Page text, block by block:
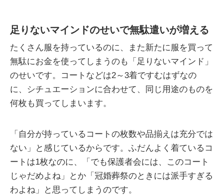
足りないマインドのせいで無駄遣いが増える
たくさん服を持っているのに、また新たに服を買って
無駄にお金を使ってしまうのも「足りないマインド」
のせいです。コートなどは2～3着ですむはずなの
に、シチュエーションに合わせて、同じ用途のものを
何枚も買ってしまいます。
「自分が持っているコートの枚数や品揃えは充分では
ない」と感じているからです。ふだんよく着ているコ
ートは1枚なのに、「でも保護者会には、このコート
じゃだめよね」とか「冠婚葬祭のときには派手すぎる
わよね」と思ってしまうのです。